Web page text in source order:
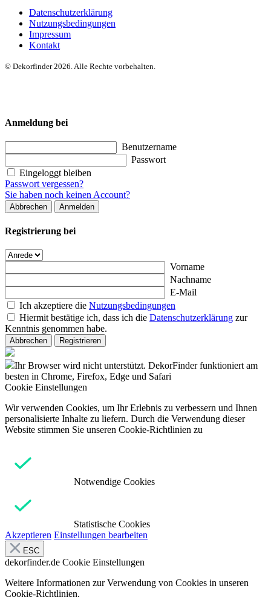
Datenschutzerklärung
Nutzungsbedingungen
Impressum
Kontakt
© Dekorfinder 2026. Alle Rechte vorbehalten.
Anmeldung bei
Benutzername
Passwort
Eingeloggt bleiben
Passwort vergessen?
Sie haben noch keinen Account?
Abbrechen Anmelden
Registrierung bei
Vorname
Nachname
E-Mail
Ich akzeptiere die Nutzungsbedingungen
Hiermit bestätige ich, dass ich die Datenschutzerklärung zur
Kenntnis genommen habe.
Abbrechen Registrieren
Ihr Browser wird nicht unterstützt. DekorFinder funktioniert am
besten in Chrome, Firefox, Edge und Safari
Cookie Einstellungen
Wir verwenden Cookies, um Ihr Erlebnis zu verbessern und Ihnen
personalisierte Inhalte zu liefern. Durch die Verwendung dieser
Website stimmen Sie unseren Cookie-Richtlinien zu
Notwendige Cookies
Statistische Cookies
Akzeptieren Einstellungen bearbeiten
ESC
dekorfinder.de Cookie Einstellungen
Weitere Informationen zur Verwendung von Cookies in unseren
Cookie-Richtlinien.